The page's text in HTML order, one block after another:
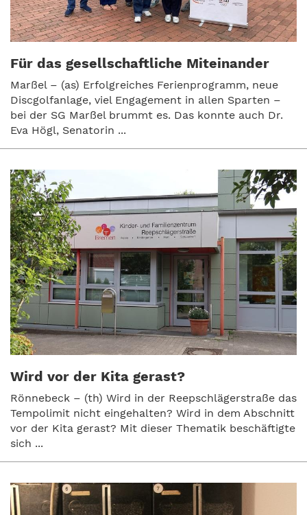
Für das gesellschaftliche Miteinander
Marßel – (as) Erfolgreiches Ferienprogramm, neue
Discgolfanlage, viel Engagement in allen Sparten –
bei der SG Marßel brummt es. Das konnte auch Dr.
Eva Högl, Senatorin ...
Wird vor der Kita gerast?
Rönnebeck – (th) Wird in der Reepschlägerstraße das
Tempolimit nicht eingehalten? Wird in dem Abschnitt
vor der Kita gerast? Mit dieser Thematik beschäftigte
sich ...